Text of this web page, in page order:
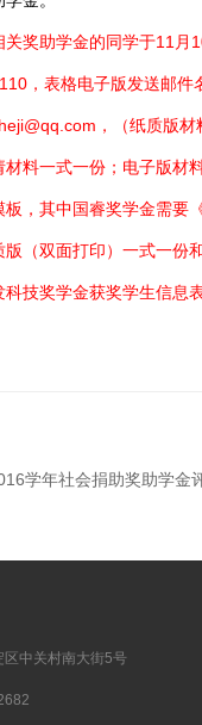
关奖助学金的同学于11月
，表格电子版发送邮件
，（纸质版
料一式一份；电子版材
，其中国睿奖学金需要
（双面打印）一式一份
科技奖学金获奖学生信息
学年社会捐助奖助学金
中关村南大街5号